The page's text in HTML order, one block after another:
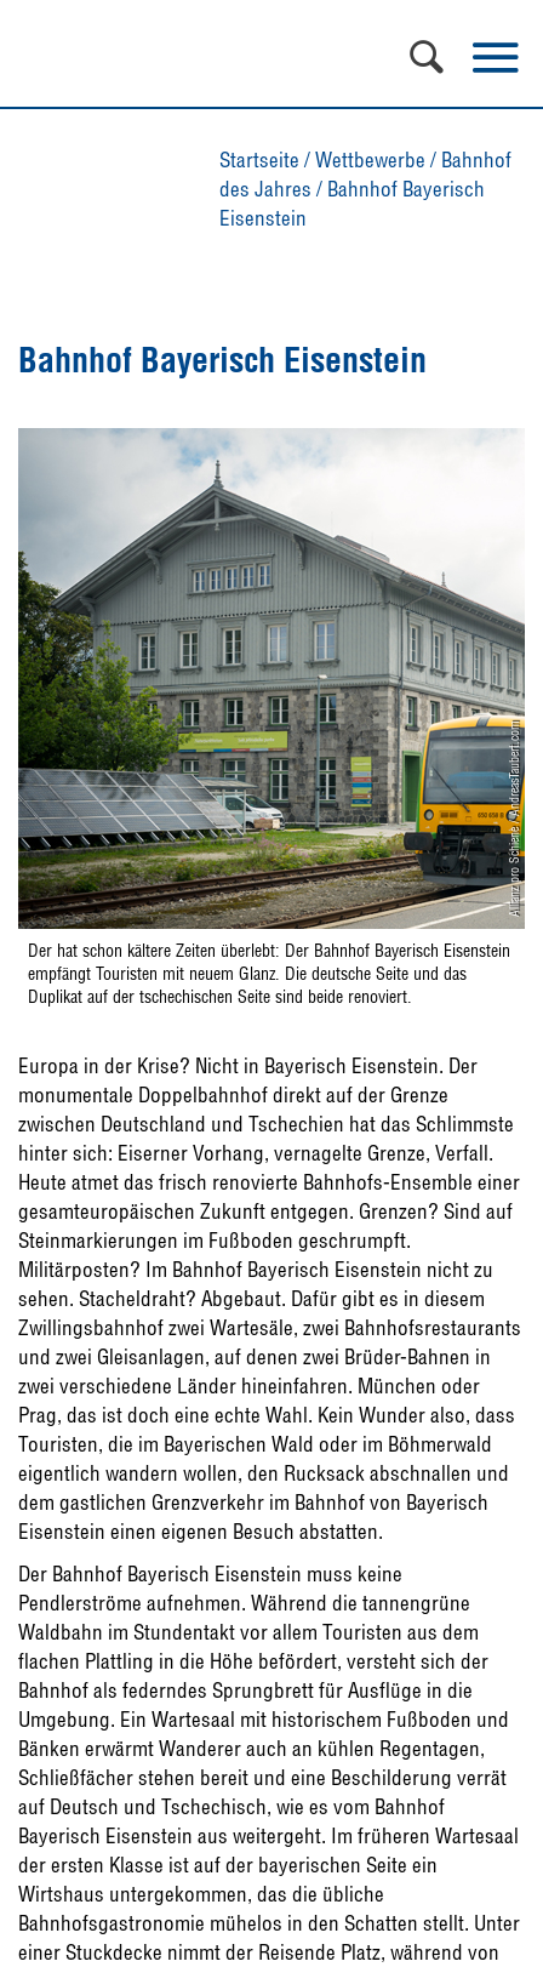
Startseite /Wettbewerbe / Bahnhof
des Jahres / Bahnhof Bayerisch
Eisenstein
Bahnhof Bayerisch Eisenstein
Allianz pro Schiene / AndreasTaubert.com
Der hat schon kältere Zeiten überlebt: Der Bahnhof Bayerisch Eisenstein
empfängt Touristen mit neuem Glanz. Die deutsche Seite und das
Duplikat auf der tschechischen Seite sind beide renoviert.
Europa in der Krise? Nicht in Bayerisch Eisenstein. Der
monumentale Doppelbahnhof direkt auf der Grenze
zwischen Deutschland und Tschechien hat das Schlimmste
hinter sich: Eiserner Vorhang, vernagelte Grenze, Verfall.
Heute atmet das frisch renovierte Bahnhofs-Ensemble einer
gesamteuropäischen Zukunft entgegen. Grenzen? Sind auf
Steinmarkierungen im Fußboden geschrumpft.
Militärposten? Im Bahnhof Bayerisch Eisenstein nicht zu
sehen. Stacheldraht? Abgebaut. Dafür gibt es in diesem
Zwillingsbahnhof zwei Wartesäle, zwei Bahnhofsrestaurants
und zwei Gleisanlagen, auf denen zwei Brüder-Bahnen in
zwei verschiedene Länder hineinfahren. München oder
Prag, das ist doch eine echte Wahl. Kein Wunder also, dass
Touristen, die im Bayerischen Wald oder im Böhmerwald
eigentlich wandern wollen, den Rucksack abschnallen und
dem gastlichen Grenzverkehr im Bahnhof von Bayerisch
Eisenstein einen eigenen Besuch abstatten.
Der Bahnhof Bayerisch Eisenstein muss keine
Pendlerströme aufnehmen. Während die tannengrüne
Waldbahn im Stundentakt vor allem Touristen aus dem
flachen Plattling in die Höhe befördert, versteht sich der
Bahnhof als federndes Sprungbrett für Ausflüge in die
Umgebung. Ein Wartesaal mit historischem Fußboden und
Bänken erwärmt Wanderer auch an kühlen Regentagen,
Schließfächer stehen bereit und eine Beschilderung verrät
auf Deutsch und Tschechisch, wie es vom Bahnhof
Bayerisch Eisenstein aus weitergeht. Im früheren Wartesaal
der ersten Klasse ist auf der bayerischen Seite ein
Wirtshaus untergekommen, das die übliche
Bahnhofsgastronomie mühelos in den Schatten stellt. Unter
einer Stuckdecke nimmt der Reisende Platz, während von